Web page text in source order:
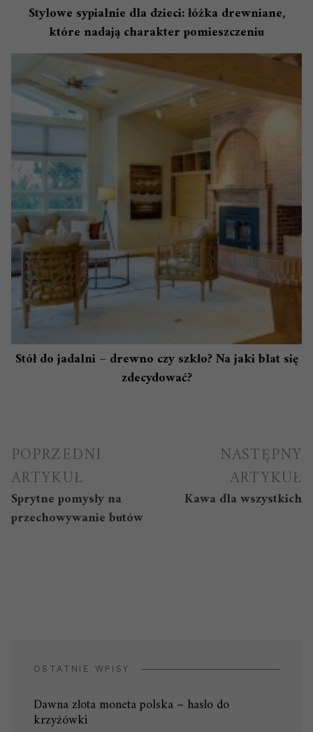
Stylowe sypialnie dla dzieci: łóżka drewniane,
które nadają charakter pomieszczeniu
Stół do jadalni – drewno czy szkło? Na jaki blat się
zdecydować?
Nawigacja
wpisu
POPRZEDNI
ARTYKUŁ
Sprytne pomysły na
przechowywanie butów
NASTĘPNY
ARTYKUŁ
Kawa dla wszystkich
OSTATNIE WPISY
Dawna złota moneta polska – hasło do
krzyżówki